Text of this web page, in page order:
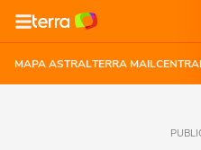
MAPA ASTRALTERRA MAIL